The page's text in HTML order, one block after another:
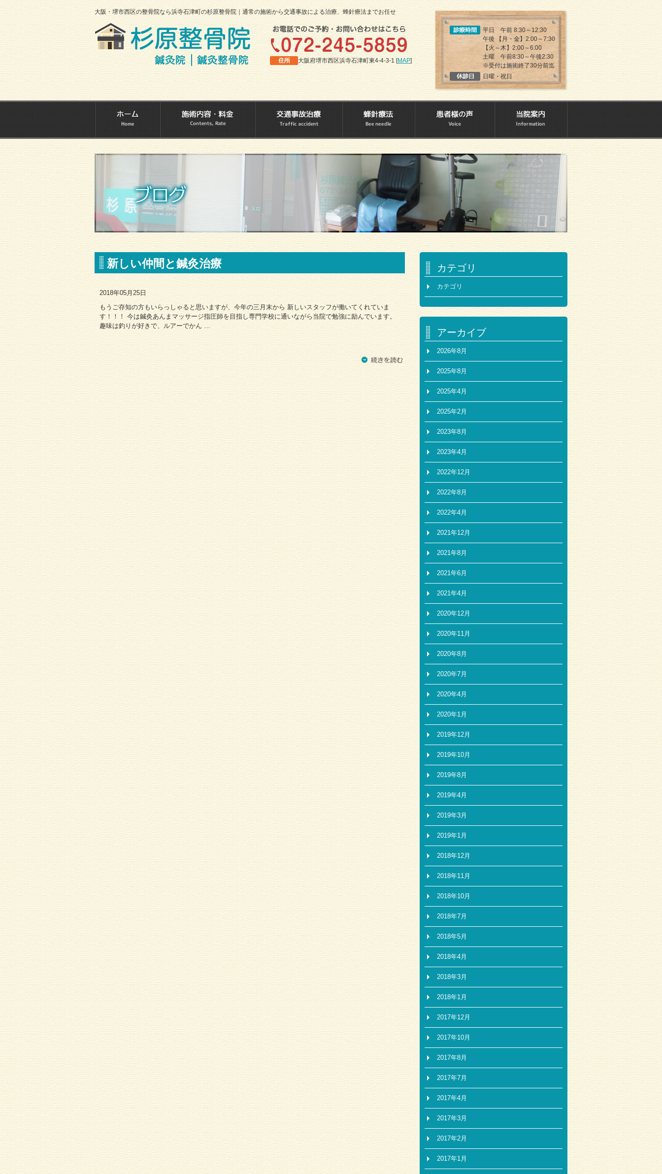
大阪・堺市西区の整骨院なら浜寺石津町の杉原整骨院｜通常の施術から交通事故による治療、蜂針療法までお任せ
大阪府堺市西区浜寺石津町東4-4-3-1 [MAP]
平日 午前 8:30～12:30
午後 【月・金】2:00～7:30
【火～木】2:00～6:00
土曜 午前8:30～午後2:30
※受付は施術終了30分前迄
日曜・祝日
新しい仲間と鍼灸治療
2018年05月25日
もうご存知の方もいらっしゃると思いますが、今年の三月末から 新しいスタッフが働いてくれていま
す！！！ 今は鍼灸あんまマッサージ指圧師を目指し専門学校に通いながら当院で勉強に励んでいます。
趣味は釣りが好きで、ルアーでかん …
カテゴリ
カテゴリ
アーカイブ
2026年8月
2025年8月
2025年4月
2025年2月
2023年8月
2023年4月
2022年12月
2022年8月
2022年4月
2021年12月
2021年8月
2021年6月
2021年4月
2020年12月
2020年11月
2020年8月
2020年7月
2020年4月
2020年1月
2019年12月
2019年10月
2019年8月
2019年4月
2019年3月
2019年1月
2018年12月
2018年11月
2018年10月
2018年7月
2018年5月
2018年4月
2018年3月
2018年1月
2017年12月
2017年10月
2017年8月
2017年7月
2017年4月
2017年3月
2017年2月
2017年1月